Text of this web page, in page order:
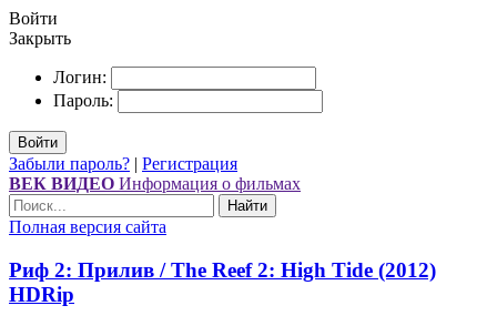
Войти
Закрыть
Логин:
Пароль:
Войти
Забыли пароль? | Регистрация
ВЕК ВИДЕО Информация о фильмах
Найти
Полная версия сайта
Риф 2: Прилив / The Reef 2: High Tide (2012)
НDRір